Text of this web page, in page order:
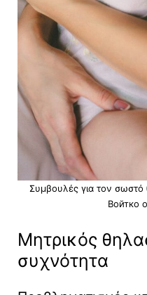
Συμβουλές για τον
Войтко
Μητρικός
συχνότητα